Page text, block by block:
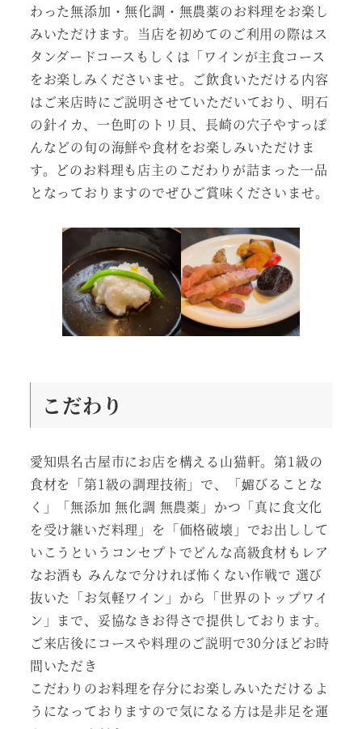
わった無添加・無化調・無農薬のお料理をお楽し
みいただけます。当店を初めてのご利用の際はス
タンダードコースもしくは「ワインが主食コース
をお楽しみくださいませ。ご飲食いただける内容
はご来店時にご説明させていただいており、明石
の針イカ、一色町のトリ貝、長崎の穴子やすっぽ
んなどの旬の海鮮や食材をお楽しみいただけま
す。どのお料理も店主のこだわりが詰まった一品
となっておりますのでぜひご賞味くださいませ。
こだわり
愛知県名古屋市にお店を構える山猫軒。第1級の
食材を「第1級の調理技術」で、「媚びることな
く」「無添加 無化調 無農薬」かつ「真に食文化
を受け継いだ料理」を「価格破壊」でお出しして
いこうというコンセプトでどんな高級食材もレア
なお酒も みんなで分ければ怖くない作戦で 選び
抜いた「お気軽ワイン」から「世界のトップワイ
ン」まで、妥協なきお得さで提供しております。
ご来店後にコースや料理のご説明で30分ほどお時
間いただき
こだわりのお料理を存分にお楽しみいただけるよ
うになっておりますので気になる方は是非足を運